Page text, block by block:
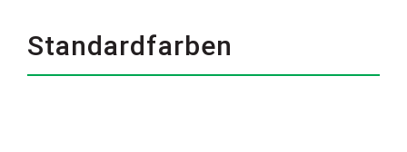
Standardfarben